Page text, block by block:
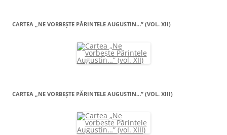
CARTEA „NE VORBEŞTE PĂRINTELE AUGUSTIN…” (VOL. XII)
CARTEA „NE VORBEŞTE PĂRINTELE AUGUSTIN…” (VOL. XIII)